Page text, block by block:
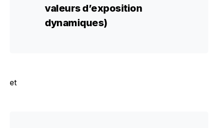
valeurs d’exposition
dynamiques)
et